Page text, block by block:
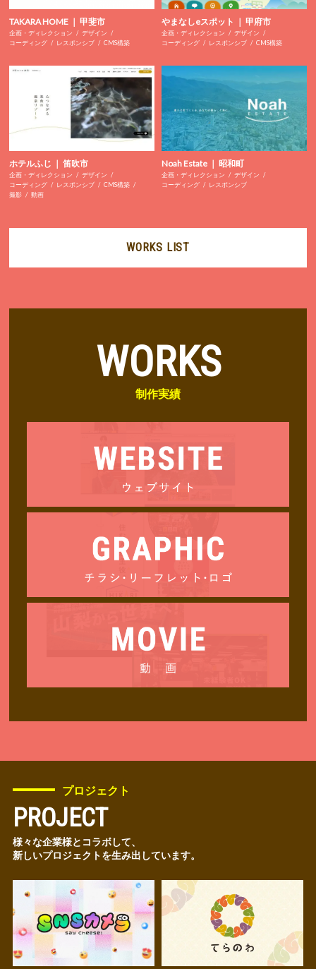
TAKARA HOME ｜ 甲斐市
企画・ディレクション
デザイン
コーディング
レスポンシブ CMS構築
やまなしeスポット ｜ 甲府市
企画・ディレクション
デザイン
コーディング
レスポンシブ CMS構築
ホテルふじ ｜ 笛吹市
企画・ディレクション
デザイン
コーディング
レスポンシブ
CMS構築
撮影
動画
Noah Estate ｜ 昭和町
企画・ディレクション
デザイン
コーディング
レスポンシブ
WORKS LIST
WORKS
制作実績
プロジェクト
PROJECT
様々な企業様とコラボして、
新しいプロジェクトを生み出しています。